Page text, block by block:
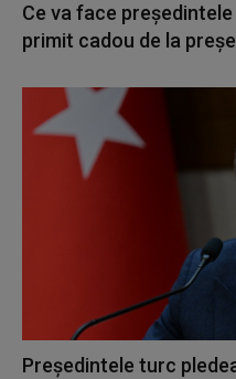
Ce va face
primit cadou de la
Președintele turc